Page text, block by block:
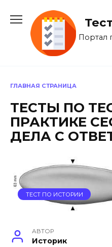
содержанию
Портал
ГЛАВНАЯ СТРАНИЦА
ТЕСТЫ ПО
ПРАКТИКЕ
ДЕЛА С
ТЕСТ ПО ИСТОРИИ
АВТОР
Историк